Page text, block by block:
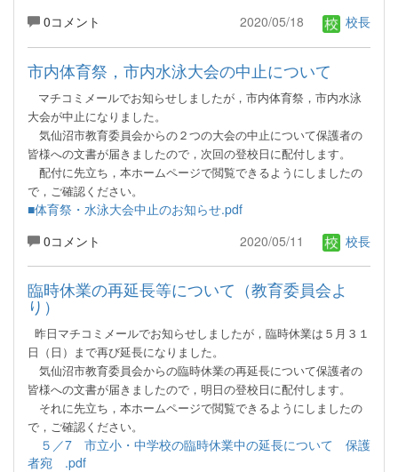
0コメント 2020/05/18 校長
市内体育祭，市内水泳大会の中止について
マチコミメールでお知らせしましたが，市内体育祭，市内水泳
大会が中止になりました。
気仙沼市教育委員会からの２つの大会の中止について保護者の
皆様への文書が届きましたので，次回の登校日に配付します。
配付に先立ち，本ホームページで閲覧できるようにしましたの
で，ご確認ください。
■体育祭・水泳大会中止のお知らせ.pdf
0コメント
2020/05/11 校長
臨時休業の再延長等について（教育委員会よ
り）
昨日マチコミメールでお知らせしましたが，臨時休業は５月３１
日（日）まで再び延長になりました。
気仙沼市教育委員会からの臨時休業の再延長について保護者の
皆様への文書が届きましたので，明日の登校日に配付します。
それに先立ち，本ホームページで閲覧できるようにしましたの
で，ご確認ください。
５／7 市立小・中学校の臨時休業中の延長について 保護
者宛 .pdf